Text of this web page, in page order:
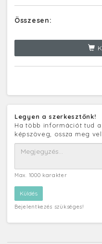
Összesen:
Legyen a szerkesztőnk!
Ha több információt tud
képszöveg, ossza meg
Max. 1000 karakter
Bejelentkezés szükséges!